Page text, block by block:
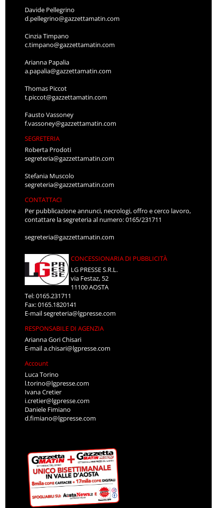
Davide Pellegrino
d.pellegrino@gazzettamatin.com
Cinzia Timpano
c.timpano@gazzettamatin.com
Arianna Papalia
a.papalia@gazzettamatin.com
Thomas Piccot
t.piccot@gazzettamatin.com
Fausto Vassoney
f.vassoney@gazzettamatin.com
SEGRETERIA
Roberta Prodoti
segreteria@gazzettamatin.com
Stefania Muscolo
segreteria@gazzettamatin.com
CONTATTACI
Per pubblicazione annunci, necrologi, offro e cerco lavoro,
contattare la segreteria al numero: 0165/231711
segreteria@gazzettamatin.com
CONCESSIONARIA DI PUBBLICITÀ
LG PRESSE S.R.L.
via Festaz, 52
11100 AOSTA
Tel: 0165.231711
Fax: 0165.1820141
E-mailsegreteria@lgpresse.com
RESPONSABILE DI AGENZIA
Arianna Gori Chisari
E-maila.chisari@lgpresse.com
Account
Luca Torino
l.torino@lgpresse.com
Ivana Cretier
i.cretier@lgpresse.com
Daniele Fimiano
d.fimiano@lgpresse.com